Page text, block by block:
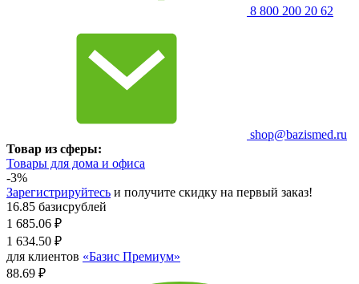
8 800 200 20 62
shop@bazismed.ru
Товар из сферы:
Товары для дома и офиса
-3%
Зарегистрируйтесь и получите скидку на первый заказ!
16.85 базисрублей
1 685.06 ₽
1 634.50 ₽
для клиентов «Базис Премиум»
88.69 ₽